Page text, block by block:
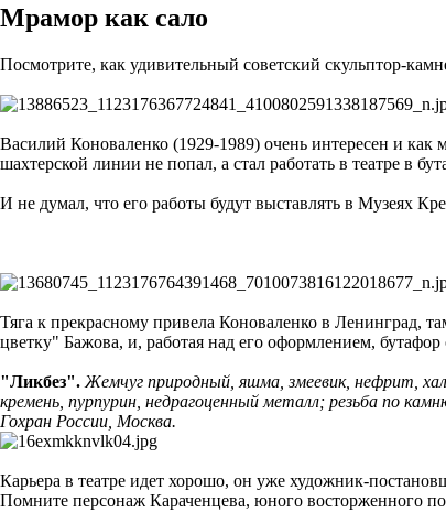
Мрамор как сало
Посмотрите, как удивительный советский скульптор-
Василий Коноваленко (1929-1989) очень интересен и как
шахтерской линии не попал, а стал работать в театре в
И не думал, что его работы будут выставлять в Музеях
Тяга к прекрасному привела Коноваленко в Ленинград,
цветку" Бажова, и, работая над его оформлением,
"Ликбез". Жемчуг природный, яшма, змеевик, нефрит,
кремень, пурпурин, недрагоценный металл; резьба по
Гохран России, Москва.
Карьера в театре идет хорошо, он уже художник-
Помните персонаж Караченцева, юного восторженного